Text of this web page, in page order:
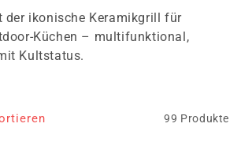
der ikonische Keramikgrill für
Küchen – multifunktional,
Kultstatus.
99 Produkte